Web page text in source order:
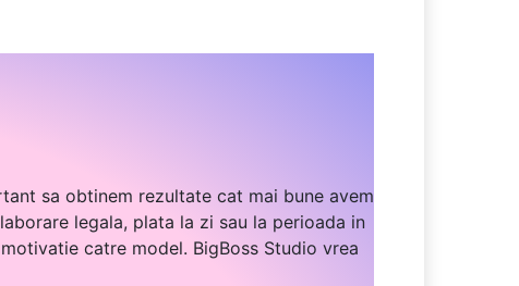
sa obtinem rezultate cat mai bune avem
legala, plata la zi sau la perioada in
catre model. BigBoss Studio vrea